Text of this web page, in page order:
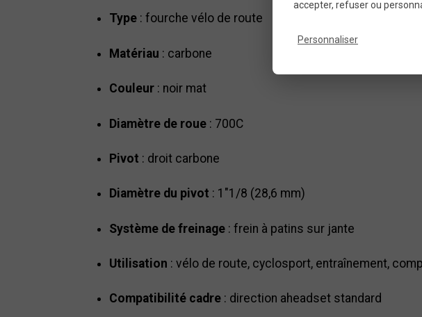
Type : fourche vélo de route
Matériau : carbone
Couleur : noir mat
Diamètre de roue : 700C
Pivot : droit carbone
Diamètre du pivot : 1"1/8 (28,6 mm)
Système de freinage : frein à patins sur jante
Utilisation : vélo de route, cyclosport, entraînement,
Compatibilité cadre : direction aheadset standard
accepter, refuser ou
Personnaliser